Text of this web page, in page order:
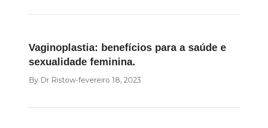
Vaginoplastia: benefícios para a saúde e
sexualidade feminina.
By Dr Ristow fevereiro 18, 2023